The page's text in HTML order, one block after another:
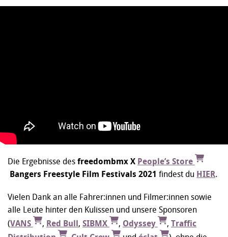
Die Ergebnisse des freedombmx X People’s Store
Bangers Freestyle Film Festivals 2021 findest du HIER.
Vielen Dank an alle Fahrer:innen und Filmer:innen sowie
alle Leute hinter den Kulissen und unsere Sponsoren
(VANS , Red Bull, SIBMX , Odyssey , Traffic